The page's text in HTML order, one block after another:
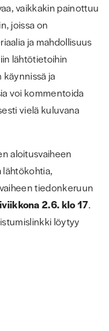
vaikkakin painottuu
joissa on
ja mahdollisuus
lähtötietoihin
ja
voi kommentoida
vielä kuluvana
aloitusvaiheen
tiedonkeruun
2.6. klo 17.
löytyy